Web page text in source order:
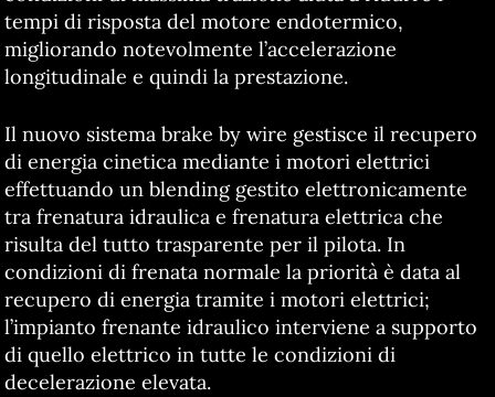
tempi di risposta del motore endotermico,
migliorando notevolmente l’accelerazione
longitudinale e quindi la prestazione.
Il nuovo sistema brake by wire gestisce il recupero
di energia cinetica mediante i motori elettrici
effettuando un blending gestito elettronicamente
tra frenatura idraulica e frenatura elettrica che
risulta del tutto trasparente per il pilota. In
condizioni di frenata normale la priorità è data al
recupero di energia tramite i motori elettrici;
l’impianto frenante idraulico interviene a supporto
di quello elettrico in tutte le condizioni di
decelerazione elevata.